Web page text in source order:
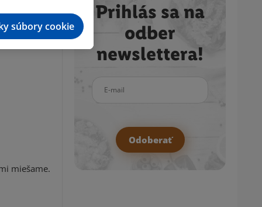
miešame.
Prihlás sa na
odber
newslettera!
Odoberať
súbory cookie